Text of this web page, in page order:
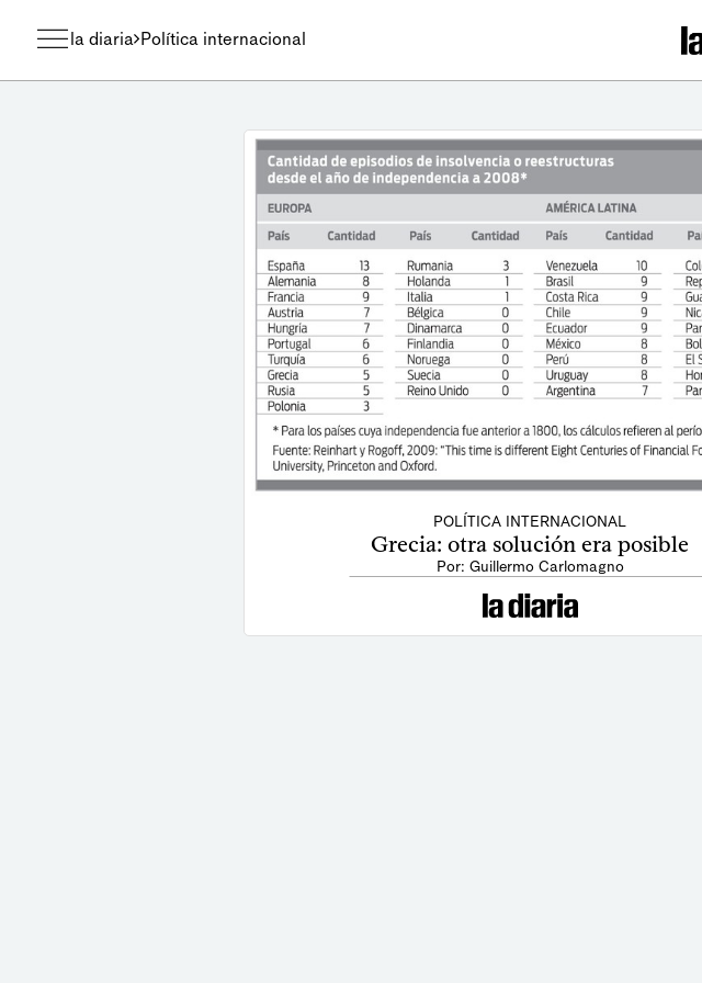
la diaria Política internacional
POLÍTICA INTERNACIONAL
Grecia: otra solución era posible
Por: Guillermo Carlomagno